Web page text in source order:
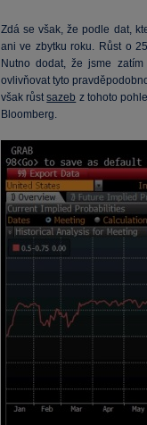
Zdá se však, že podle dat,
ani ve zbytku roku. Růst o
Nutno dodat, že jsme
ovlivňovat tyto
však růstsazeb z tohoto
Bloomberg.